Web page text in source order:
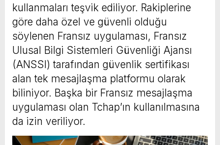
kullanmaları teşvik ediliyor. Rakiplerine
göre daha özel ve güvenli olduğu
söylenen Fransız uygulaması, Fransız
Ulusal Bilgi Sistemleri Güvenliği Ajansı
(ANSSI) tarafından güvenlik sertifikası
alan tek mesajlaşma platformu olarak
biliniyor. Başka bir Fransız mesajlaşma
uygulaması olan Tchap’ın kullanılmasına
da izin veriliyor.